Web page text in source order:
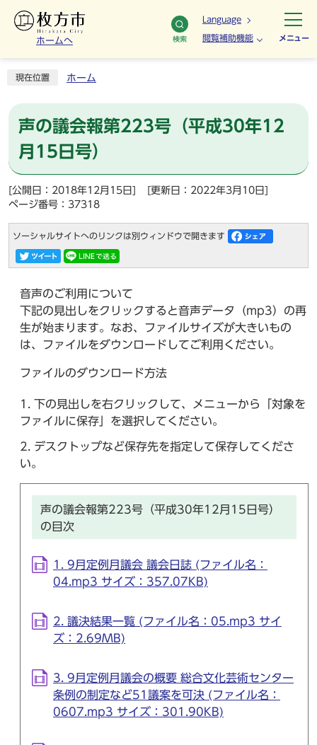
ホームへ 検索
Language
閲覧補助機能 メニュー
現在位置 ホーム
声の議会報第223号（平成30年12
月15日号）
[公開日：2018年12月15日]
[更新日：2022年3月10日]
ページ番号：37318
ソーシャルサイトへのリンクは別ウィンドウで開きます
音声のご利用について
下記の見出しをクリックすると音声データ（mp3）の再
生が始まります。なお、ファイルサイズが大きいもの
は、ファイルをダウンロードしてご利用ください。
ファイルのダウンロード方法
下の見出しを右クリックして、メニューから「対象を
ファイルに保存」を選択してください。
デスクトップなど保存先を指定して保存してくださ
い。
声の議会報第223号（平成30年12月15日号）
の目次
1. 9月定例月議会 議会日誌 (ファイル名：
04.mp3 サイズ：357.07KB)
2. 議決結果一覧 (ファイル名：05.mp3 サイ
ズ：2.69MB)
3. 9月定例月議会の概要 総合文化芸術センター
条例の制定など51議案を可決 (ファイル名：
0607.mp3 サイズ：301.90KB)